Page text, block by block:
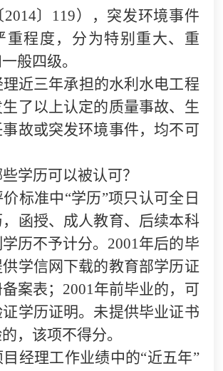
2014〕119），突发环境事件
重程度，分为特别重大、重
般四级。
近三年承担的水利水电工程
了以上认定的质量事故、生
故或突发环境事件，均不可
学历可以被认可？
标准中“学历”项只认可全日
函授、成人教育、后续本科
历不予计分。2001年后的毕
学信网下载的教育部学历证
案表；2001年前毕业的，可
学历证明。未提供毕业证书
，该项不得分。
经理工作业绩中的“近五年”